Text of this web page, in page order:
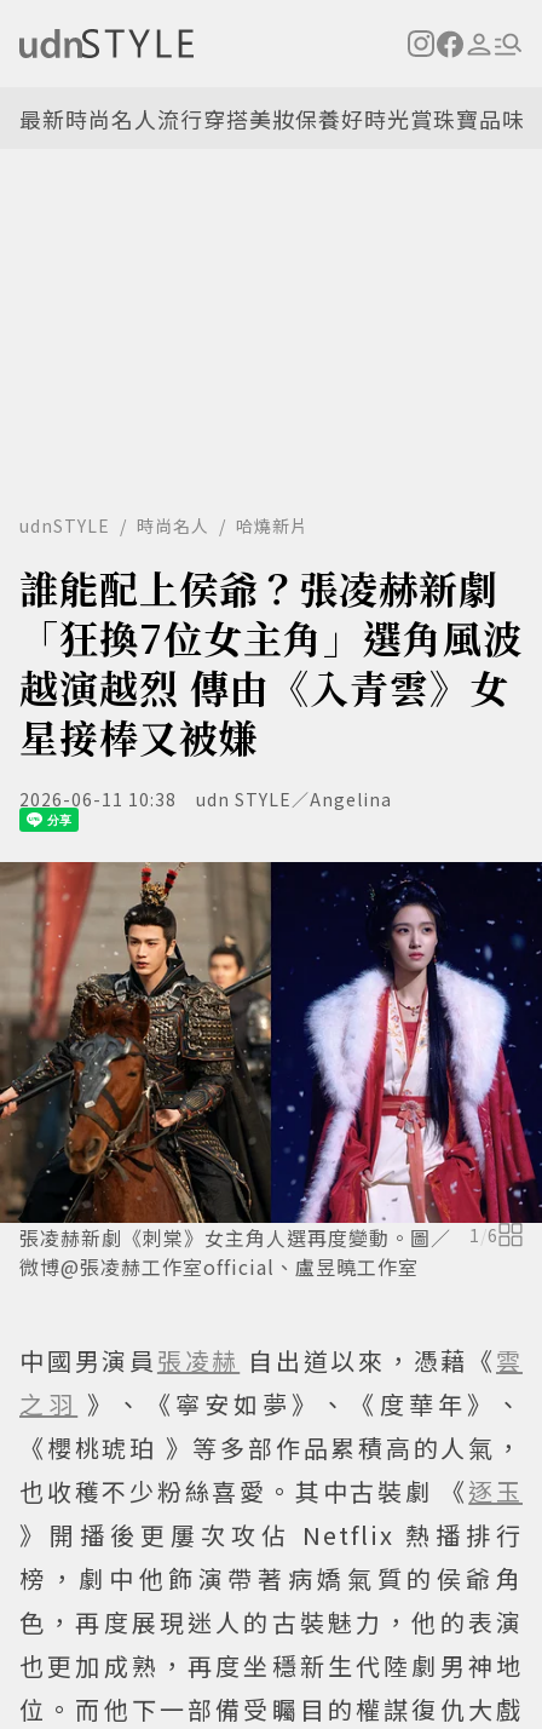
最新時尚名人流行穿搭美妝保養好時光賞珠寶品味
udnSTYLE 時尚名人 哈燒新片
誰能配上侯爺？張凌赫新劇
「狂換7位女主角」選角風波
越演越烈 傳由《入青雲》女
星接棒又被嫌
2026-06-11 10:38 udn STYLE／Angelina
張凌赫新劇《刺棠》女主角人選再度變動。圖／
微博@張凌赫工作室official、盧昱曉工作室
1/6
中國男演員 張凌赫 自出道以來，憑藉《雲
之羽 》、《寧安如夢》、《度華年》、
《櫻桃琥珀 》等多部作品累積高的人氣，
也收穫不少粉絲喜愛。其中古裝劇 《逐玉
》開播後更屢次攻佔 Netflix 熱播排行
榜，劇中他飾演帶著病嬌氣質的侯爺角
色，再度展現迷人的古裝魅力，他的表演
也更加成熟，再度坐穩新生代陸劇男神地
位。而他下一部備受矚目的權謀復仇大戲